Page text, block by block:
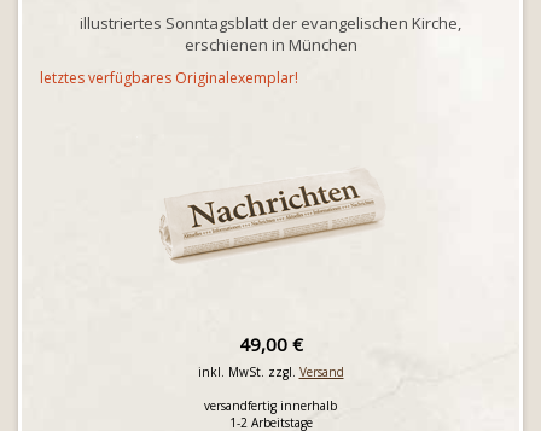
illustriertes Sonntagsblatt der evangelischen Kirche,
erschienen in München
letztes verfügbares Originalexemplar!
49,00 €
inkl. MwSt. zzgl. Versand
versandfertig innerhalb
1-2 Arbeitstage